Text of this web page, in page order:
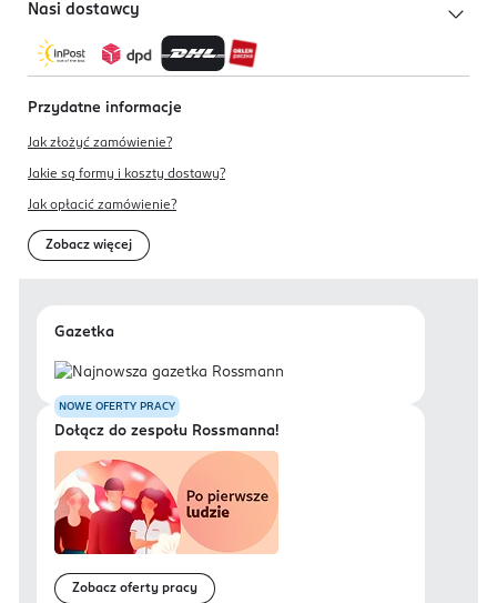
Nasi dostawcy
Przydatne informacje
Jak złożyć zamówienie?
Jakie są formy i koszty dostawy?
Jak opłacić zamówienie?
Zobacz więcej
Gazetka
NOWE OFERTY PRACY
Dołącz do zespołu Rossmanna!
Zobacz oferty pracy